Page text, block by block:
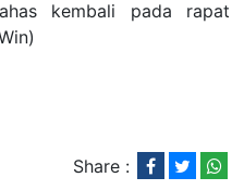
kembali pada rapat
Share :